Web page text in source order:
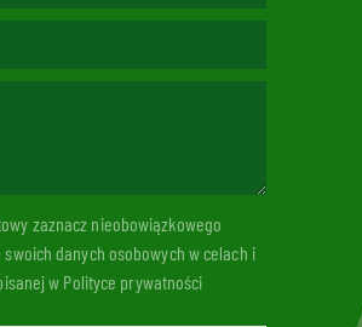
zaznacz nieobowiązkowego
danych osobowych w celach i
w Polityce prywatności